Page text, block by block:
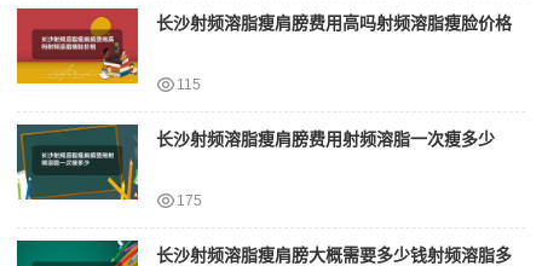
长沙射频溶脂瘦肩膀费用高吗射频溶脂瘦脸价格
115
长沙射频溶脂瘦肩膀费用射频溶脂一次瘦多少
175
长沙射频溶脂瘦肩膀大概需要多少钱射频溶脂多